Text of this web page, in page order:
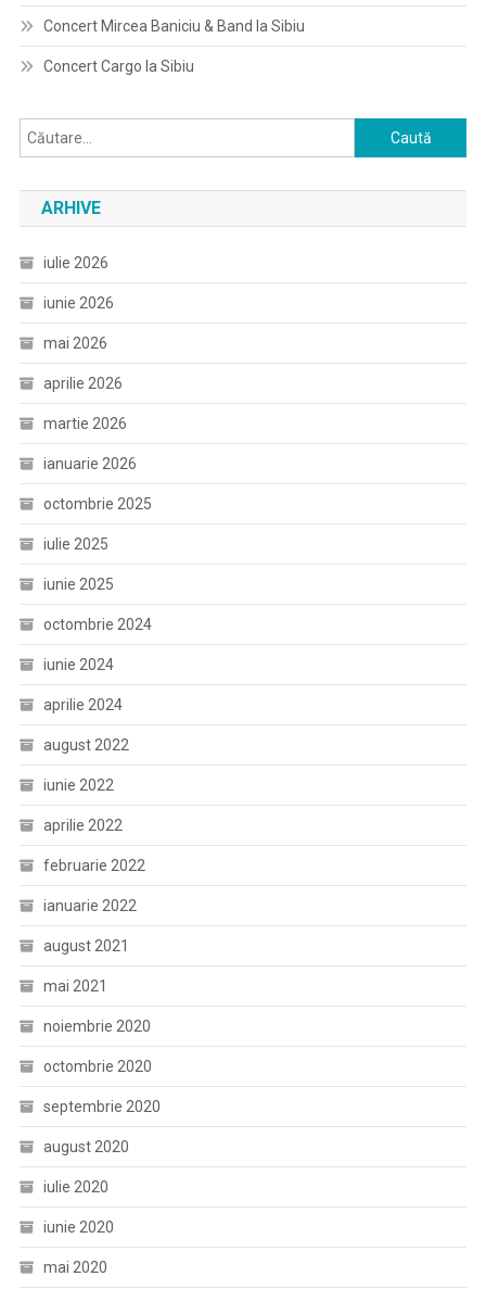
Concert Mircea Baniciu & Band la Sibiu
Concert Cargo la Sibiu
Caută
după:
ARHIVE
iulie 2026
iunie 2026
mai 2026
aprilie 2026
martie 2026
ianuarie 2026
octombrie 2025
iulie 2025
iunie 2025
octombrie 2024
iunie 2024
aprilie 2024
august 2022
iunie 2022
aprilie 2022
februarie 2022
ianuarie 2022
august 2021
mai 2021
noiembrie 2020
octombrie 2020
septembrie 2020
august 2020
iulie 2020
iunie 2020
mai 2020